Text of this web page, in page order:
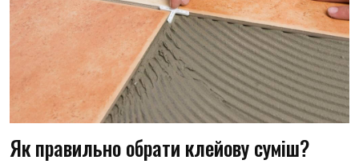
Як правильно обрати клейову суміш?